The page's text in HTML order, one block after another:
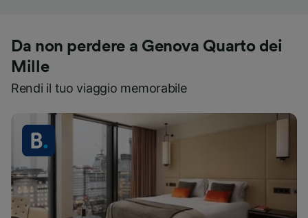
Da non perdere a Genova Quarto dei
Mille
Rendi il tuo viaggio memorabile